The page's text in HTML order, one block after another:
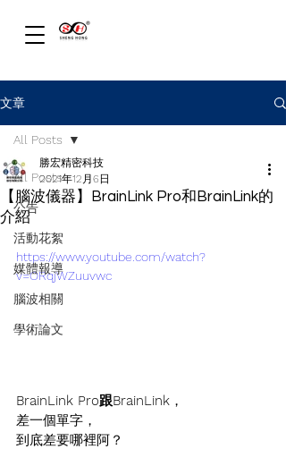
文章
All Posts
公告
活動花絮
媒體報導
腦波相關
學術論文
All Posts
【腦波儀器】BrainLink Pro和BrainLink的
介紹
勝宏精密科技
2021年12月6日
https://www.youtube.com/watch?
v=ORqjWZuuvwc
BrainLink Pro跟BrainLink ，
差一個單字，
到底差要哪裡阿？